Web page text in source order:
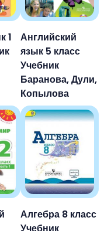
1
Английский
язык 5 класс
Учебник
Баранова, Дули,
Копылова
Алгебра 8 класс
Учебник